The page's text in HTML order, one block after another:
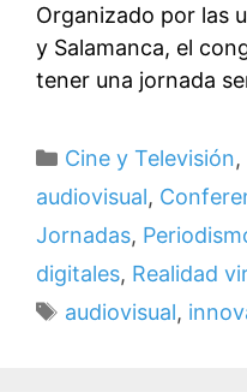
Organizado por las
y Salamanca, el
tener una jornada
Categorías
Cine y Televisión,
audiovisual,
Jornadas,
digitales, Realidad
Etiquetas
audiovisual,